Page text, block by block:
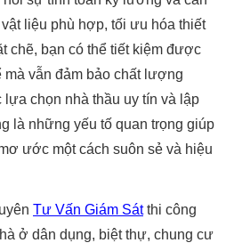
liệu phù hợp, tối ưu hóa thiết
chẽ, bạn có thể tiết kiệm được
mà vẫn đảm bảo chất lượng
chọn nhà thầu uy tín và lập
là những yếu tố quan trọng giúp
ước một cách suôn sẻ và hiệu
Tư Vấn Giám Sátthi công
ở dân dụng, biệt thự, chung cư